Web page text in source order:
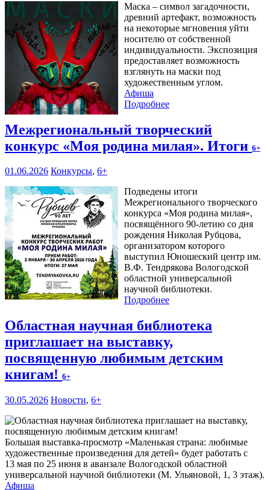
Маска – символ загадочности,
древний артефакт, возможность
на некоторые мгновения уйти
носителю от собственной
индивидуальности. Экспозиция
предоставляет возможность
взглянуть на маски под
художественным углом.
Афиша
Подробнее
Межрегиональный творческий
конкурс «Моя родина милая». Итоги 6+
01.06.2026 Конкурсы, 6+
Подведены итоги
Межрегионального творческого
конкурса «Моя родина милая»,
посвящённого 90-летию со дня
рождения Николая Рубцова,
организатором которого
выступил Юношеский центр им.
В.Ф. Тендрякова Вологодской
областной универсальной
научной библиотеки.
Подробнее
Областная научная библиотека
приглашает на выставку,
посвященную любимым детским
книгам! 6+
30.05.2026 Новости, 6+
Большая выставка-просмотр «Маленькая страна: любимые
художественные произведения для детей» будет работать с
13 мая по 25 июня в аванзале Вологодской областной
универсальной научной библиотеки (М. Ульяновой, 1, 3 этаж).
Афиша